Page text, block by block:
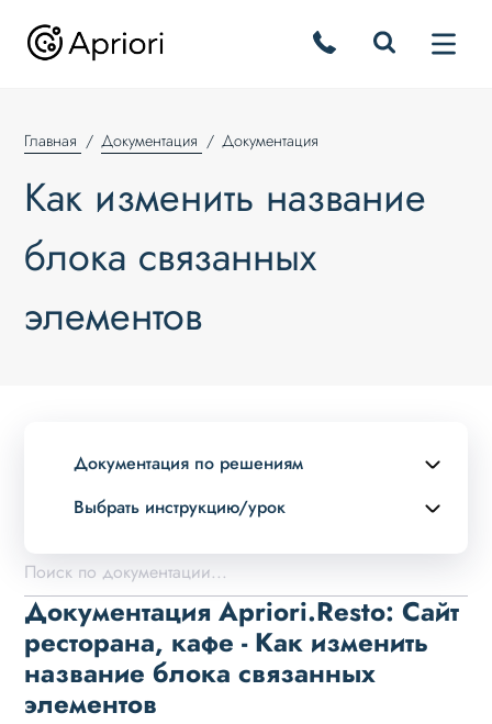
Главная Документация Документация
Как изменить название
блока связанных
элементов
Документация по решениям
Выбрать инструкцию/урок
Описание курса
Возможности
Примеры страниц
Установка и обновление
Данные
Документация Apriori.Resto: Сайт
ресторана, кафе - Как изменить
название блока связанных
элементов